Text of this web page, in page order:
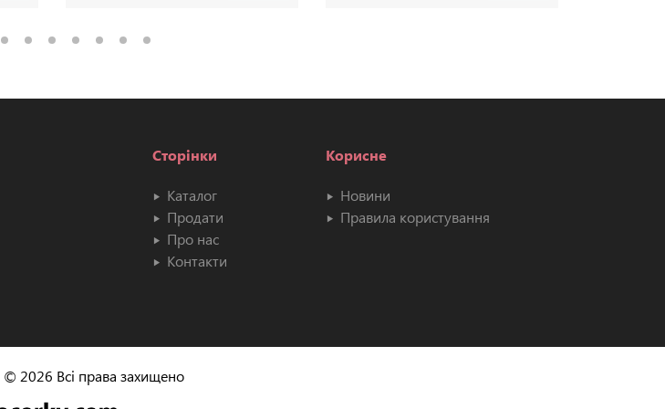
Сторінки
Каталог
Продати
Про нас
Контакти
Корисне
Новини
Правила користування
© 2026 Всі права захищено